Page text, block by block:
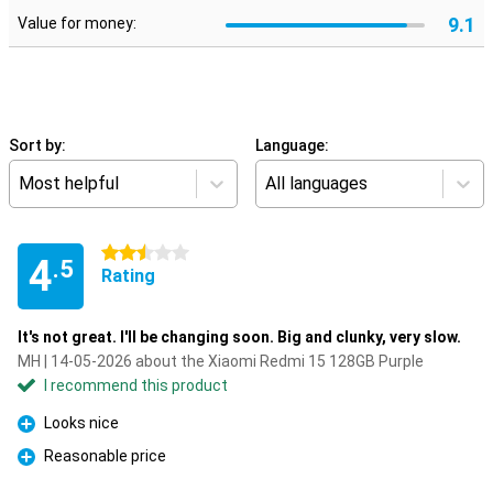
Value for money: 9.1
Sort by:
Most helpful
Language:
All languages
4.5
2.5 stars
Rating
It's not great. I'll be changing soon. Big and clunky, very slow.
MH | 14-05-2026 about the Xiaomi Redmi 15 128GB Purple
I recommend this product
Pro
Looks nice
Pro
Reasonable price